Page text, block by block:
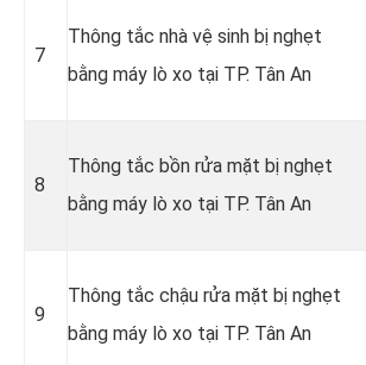
7
Thông tắc nhà vệ sinh bị nghẹt
bằng máy lò xo tại TP. Tân An
8
Thông tắc bồn rửa mặt bị nghẹt
bằng máy lò xo tại TP. Tân An
9
Thông tắc chậu rửa mặt bị nghẹt
bằng máy lò xo tại TP. Tân An